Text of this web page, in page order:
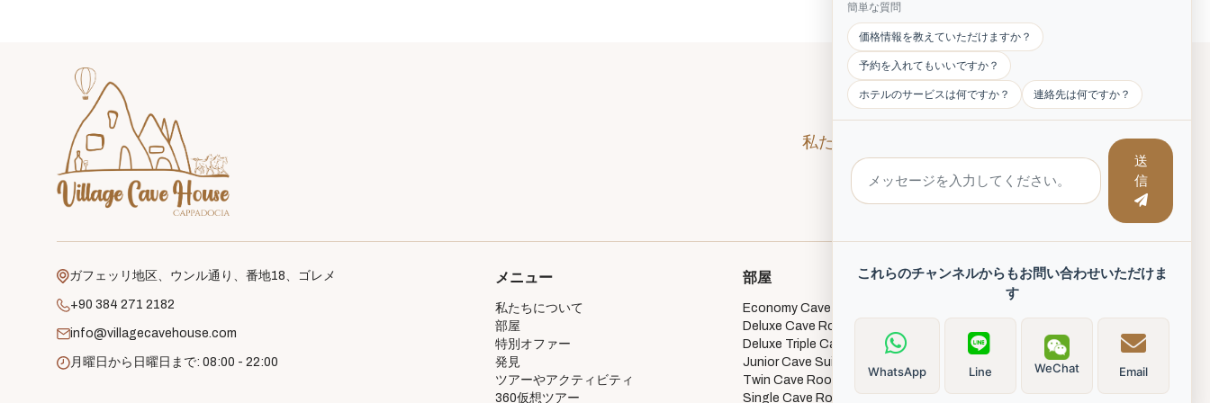
私たちをフォローしてください！
ガフェッリ地区、ウンル通り、番地18、ゴレメ
+90 384 271 2182
info@villagecavehouse.com
月曜日から日曜日まで: 08:00 - 22:00
メニュー
私たちについて
部屋
特別オファー
発見
ツアーやアクティビティ
360仮想ツアー
部屋
Economy Cave Rooms
Deluxe Cave Rooms
Deluxe Triple Cave Room
Junior Cave Suites
Twin Cave Room
Single Cave Room
ツアー
Full Day Sightseeing Tours
Daily Outdoor activities
簡単な質問
価格情報を教えていただけますか？
予約を入れてもいいですか？
ホテルのサービスは何ですか？ 連絡先は何ですか？
送
信
これらのチャンネルからもお問い合わせいただけま
す
WhatsApp Line WeChat Email